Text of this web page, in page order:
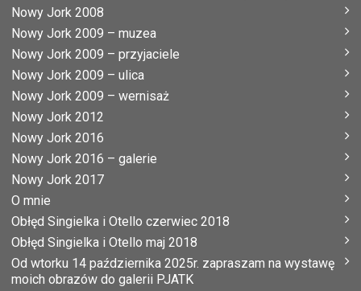
Nowy Jork 2008
Nowy Jork 2009 – muzea
Nowy Jork 2009 – przyjaciele
Nowy Jork 2009 – ulica
Nowy Jork 2009 – wernisaż
Nowy Jork 2012
Nowy Jork 2016
Nowy Jork 2016 – galerie
Nowy Jork 2017
O mnie
Obłęd Singielka i Otello czerwiec 2018
Obłęd Singielka i Otello maj 2018
Od wtorku 14 października 2025r. zapraszam na wystawę
moich obrazów do galerii PJATK